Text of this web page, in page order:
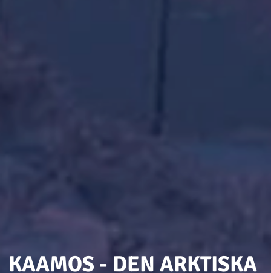
KAAMOS - DEN ARKTISKA